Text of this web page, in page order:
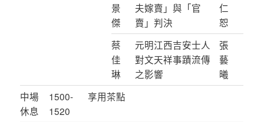
景
傑
夫嫁賣」與「官
賣」判決
仁
恕
蔡
佳
琳
元明江西吉安士人
對文天祥事蹟流傳
之影響
張
藝
曦
中場
休息
1500-
1520
享用茶點